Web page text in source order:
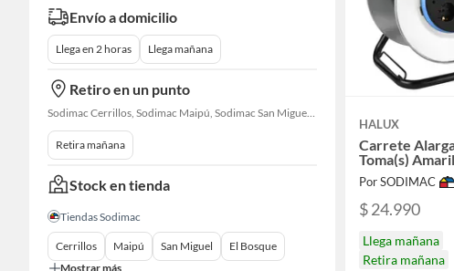
Envío a domicilio
Llega en 2 horas Llega mañana
Retiro en un punto
Sodimac Cerrillos, Sodimac Maipú, Sodimac San Miguel, Sodimac El Bosque, Sodimac San Bernardo, Constructor Cantagallo, Sodimac Talagante, Sodimac San Fernando
Retira mañana
Stock en tienda
Tiendas Sodimac
Cerrillos Maipú San Miguel
El Bosque
Mostrar más
HALUX
Carrete
Toma(s)
Por SODIMAC
$ 24.990
Llega mañana
Retira mañana